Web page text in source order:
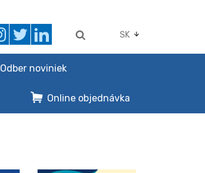
SK
Odber noviniek
Online objednávka